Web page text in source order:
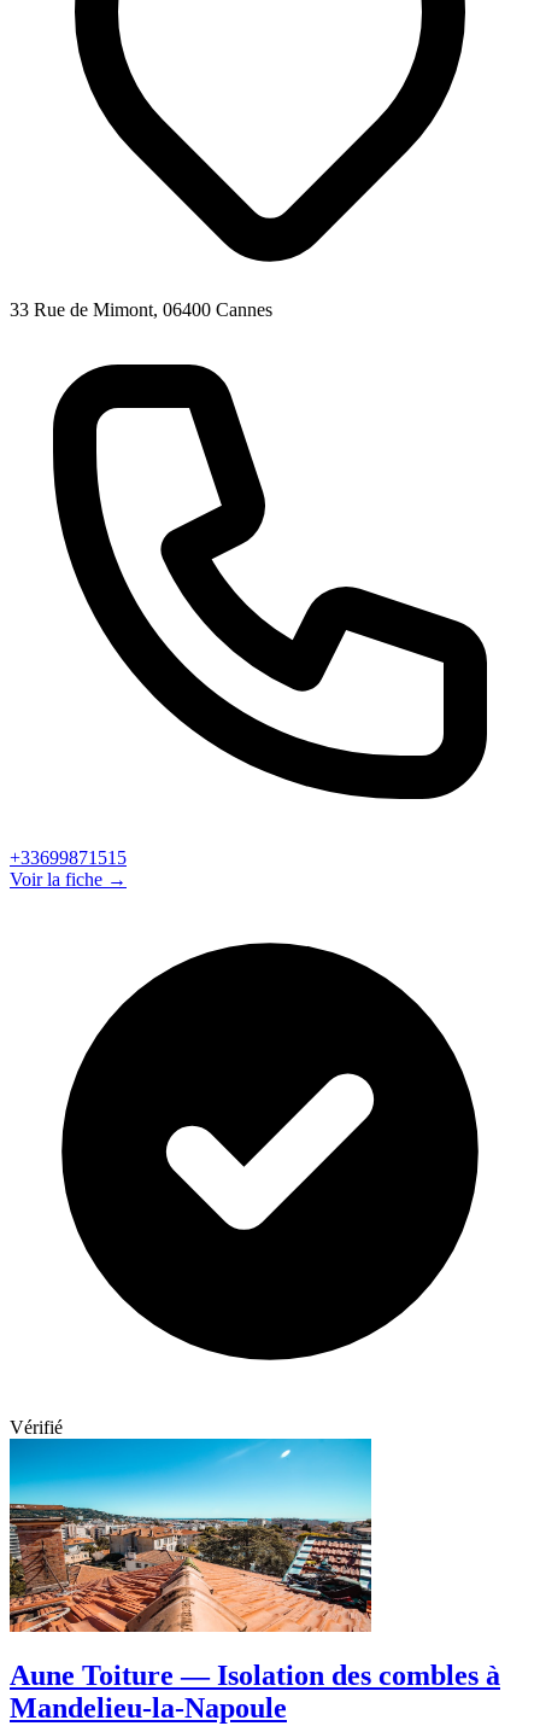
33 Rue de Mimont, 06400 Cannes
+33699871515
Voir la fiche →
Vérifié
Aune Toiture — Isolation des combles à
Mandelieu-la-Napoule